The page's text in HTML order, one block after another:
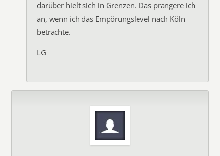
darüber hielt sich in Grenzen. Das prangere ich
an, wenn ich das Empörungslevel nach Köln
betrachte.
LG